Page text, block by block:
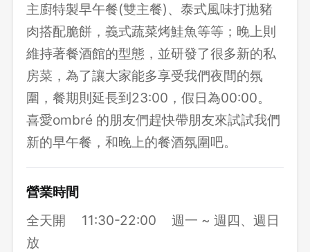
主廚特製早午餐(雙主餐)、泰式風味打拋豬
肉搭配脆餅，義式蔬菜烤鮭魚等等；晚上則
維持著餐酒館的型態，並研發了很多新的私
房菜，為了讓大家能多享受我們夜間的氛
圍，餐期則延長到23:00，假日為00:00。
喜愛ombré 的朋友們趕快帶朋友來試試我們
新的早午餐，和晚上的餐酒氛圍吧。
營業時間
全天開
放
11:30-22:00 週一 ~ 週四、週日